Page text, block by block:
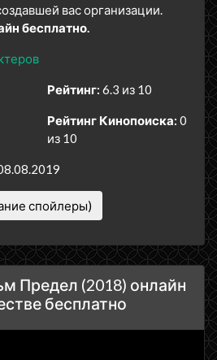
вас организации.
бесплатно.
Рейтинг: 6.3 из 10
Рейтинг Кинопоиска: 0
из 10
спойлеры)
Предел (2018) онлайн
бесплатно